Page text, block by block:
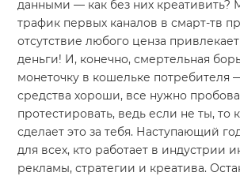
данными — как без них
трафик первых каналов в смарт-тв
отсутствие любого ценза
деньги! И, конечно, смертельная
монеточку в кошельке потребителя
средства хороши, все нужно
протестировать, ведь если не ты, то
сделает это за тебя. Наступающий
для всех, кто работает в индустрии
рекламы, стратегии и креатива.